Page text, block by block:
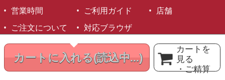
カートに入れる(読込中...)
カートを
見る
・ご精算
営業時間
ご利用ガイド
店舗
ご注文について
対応ブラウザ
©1999-2026 NARANJA Inc. All Rights Reserved.